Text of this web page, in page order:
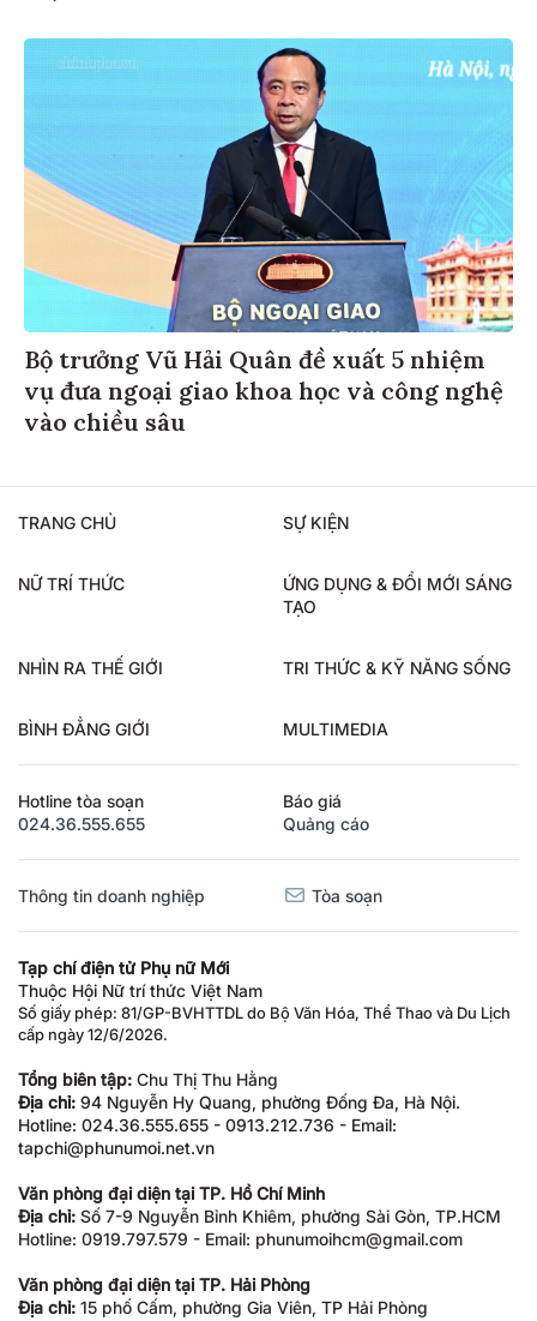
Bộ trưởng Vũ Hải Quân đề xuất 5 nhiệm
vụ đưa ngoại giao khoa học và công nghệ
vào chiều sâu
TRANG CHỦ SỰ KIỆN
NỮ TRÍ THỨC
ỨNG DỤNG & ĐỔI MỚI SÁNG
TẠO
NHÌN RA THẾ GIỚI TRI THỨC & KỸ NĂNG SỐNG
BÌNH ĐẲNG GIỚI MULTIMEDIA
Hotline tòa soạn
024.36.555.655
Báo giá
Quảng cáo
Thông tin doanh nghiệp Tòa soạn
Tạp chí điện tử Phụ nữ Mới
Thuộc Hội Nữ trí thức Việt Nam
Số giấy phép: 81/GP-BVHTTDL do Bộ Văn Hóa, Thể Thao và Du Lịch
cấp ngày 12/6/2026.
Tổng biên tập: Chu Thị Thu Hằng
Địa chỉ: 94 Nguyễn Hy Quang, phường Đống Đa, Hà Nội.
Hotline: 024.36.555.655 - 0913.212.736 - Email:
tapchi@phunumoi.net.vn
Văn phòng đại diện tại TP. Hồ Chí Minh
Địa chỉ: Số 7-9 Nguyễn Bỉnh Khiêm, phường Sài Gòn, TP.HCM
Hotline: 0919.797.579 - Email: phunumoihcm@gmail.com
Văn phòng đại diện tại TP. Hải Phòng
Địa chỉ: 15 phố Cấm, phường Gia Viên, TP Hải Phòng